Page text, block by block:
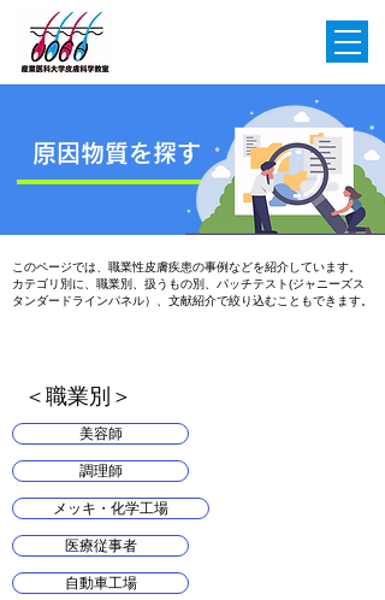
原因物質を探す
このページでは、職業性皮膚疾患の事例などを紹介しています。
カテゴリ別に、職業別、扱うもの別、パッチテスト(ジャニーズス
タンダードラインパネル）、文献紹介で絞り込むこともできます。
​＜職業別＞
美容師
調理師
メッキ・化学工場
医療従事者
自動車工場